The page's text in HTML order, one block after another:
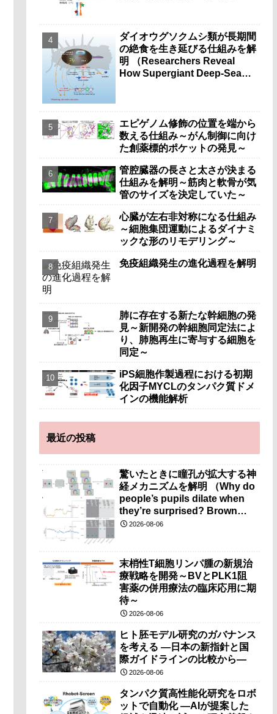
ダイオウグソクムシ類が長期間
の絶食を生き延びる仕組みを解
明 （Researchers Reveal
How Supergiant Deep-Sea
エピゲノム修飾の位置を端から
数える仕組み～がん制御に向け
た創薬標的ポケットの発見～
管腔臓器の長さと太さが決まる
仕組みを解明～筋肉と軟骨が気
管のサイズを決定していた～
心臓が左右非対称になる仕組み
～細胞集団運動によるダイナミ
ックな形のリモデリング～
免疫組織発生の進化過程を解明
肺に存在する新たな幹細胞の発
見～新開発の幹細胞同定法によ
り、肺胞再生に寄与する細胞を
同定～
iPS細胞作製過程における初期
化因子MYCLのタンパク質ドメ
インの機能解析
最近の投稿
驚いたときに瞳孔が拡大する神
経メカニズムを解明 （Why do
people’s pupils dilate when
they’re surprised? Brown
researchers explain）
2026-08-06
末梢性T細胞リンパ腫の新規治
療戦略を開発～BVとPLK1阻
害薬の併用療法の臨床応用に期
待～
2026-08-06
ヒト胚モデル研究のガバナンス
を考える ―日本の新指針と国
際ガイドラインの比較から―
2026-08-06
タンパク質高性能化研究をロボ
ットで自動化 ―AIが提案した